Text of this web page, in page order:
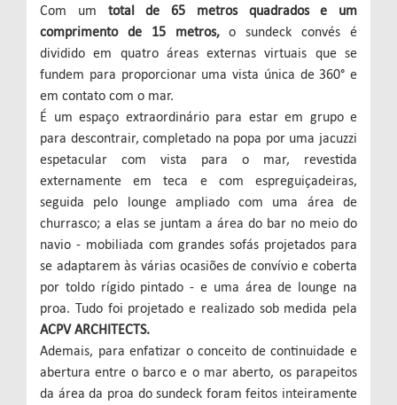
Com um total de 65 metros quadrados e um
comprimento de 15 metros,o sundeck convés é
dividido em quatro áreas externas virtuais que se
fundem para proporcionar uma vista única de 360° e
em contato com o mar.
É um espaço extraordinário para estar em grupo e
para descontrair, completado na popa por uma jacuzzi
espetacular com vista para o mar, revestida
externamente em teca e com espreguiçadeiras,
seguida pelo lounge ampliado com uma área de
churrasco; a elas se juntam a área do bar no meio do
navio - mobiliada com grandes sofás projetados para
se adaptarem às várias ocasiões de convívio e coberta
por toldo rígido pintado - e uma área de lounge na
proa. Tudo foi projetado e realizado sob medida pela
ACPV ARCHITECTS.
Ademais, para enfatizar o conceito de continuidade e
abertura entre o barco e o mar aberto, os parapeitos
da área da proa do sundeck foram feitos inteiramente